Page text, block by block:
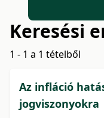
Keresési
1 - 1 a 1 tételből
Az infláció
jogviszonyokra